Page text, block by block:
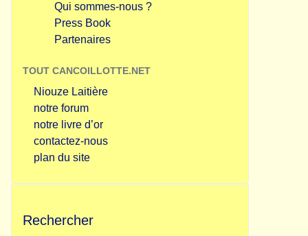
Qui sommes-nous ?
Press Book
Partenaires
TOUT CANCOILLOTTE.NET
Niouze Laitière
notre forum
notre livre d’or
contactez-nous
plan du site
Rechercher